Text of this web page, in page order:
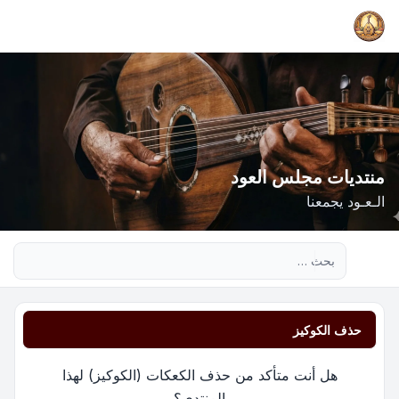
منتديات مجلس العود
الـعـود يجمعنا
حذف الكوكيز
هل أنت متأكد من حذف الكعكات (الكوكيز) لهذا